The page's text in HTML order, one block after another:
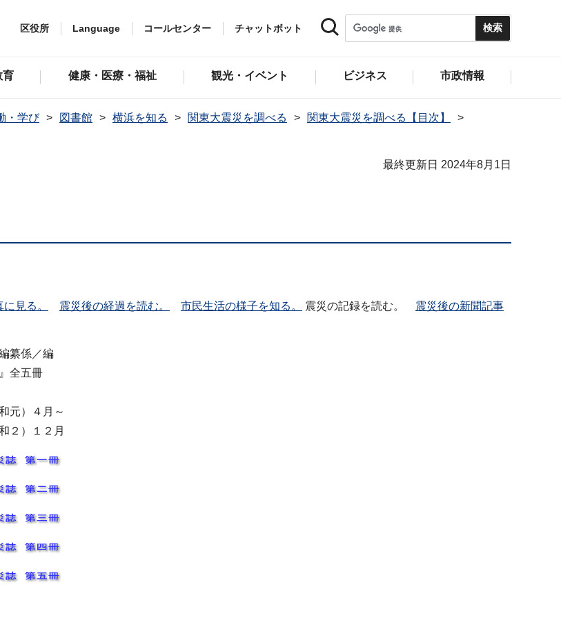
区役所 Language コールセンター チャットボット
育 健康・医療・福祉 観光・イベント ビジネス 市政情報
・学び 図書館 横浜を知る 関東大震災を調べる
関東大震災を調べる【目次】
最終更新日 2024年8月1日
見る。 震災後の経過を読む。 市民生活の様子を知る。 震災の記録を読む。 震災後の新聞記事
纂係／編
全五冊
元）４月～
２）１２月